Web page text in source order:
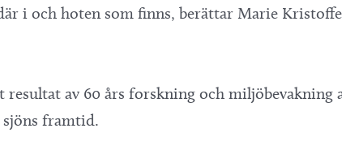
i och hoten som finns, berättar Marie
av 60 års forskning och
framtid.